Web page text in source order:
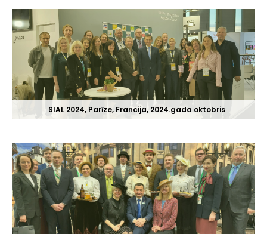
SIAL 2024, Parīze, Francija, 2024.gada oktobris